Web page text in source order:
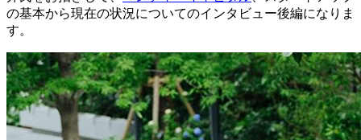
の基本から現在の状況についてのインタビュー後編になりま
す。